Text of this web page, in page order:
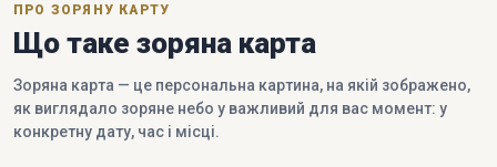
ПРО ЗОРЯНУ КАРТУ
Що таке зоряна карта
Зоряна карта — це персональна картина, на якій зображено,
як виглядало зоряне небо у важливий для вас момент: у
конкретну дату, час і місці.